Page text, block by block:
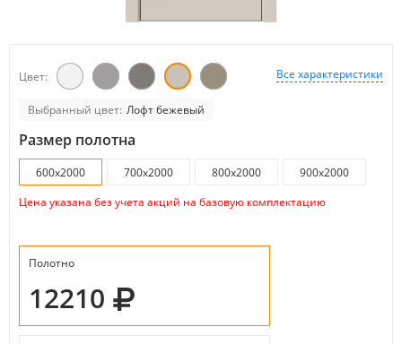
Все характеристики
Цвет:
Выбранный цвет: Лофт бежевый
Размер полотна
600х2000 700х2000 800х2000
900х2000
Цена указана без учета акций на базовую комплектацию
Полотно
12210